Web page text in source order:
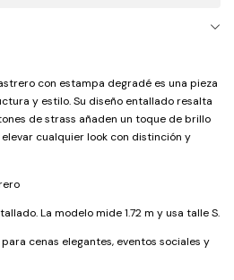
con estampa degradé es una pieza
y estilo. Su diseño entallado resalta
de strass añaden un toque de brillo
cualquier look con distinción y
La modelo mide 1.72 m y usa talle S.
cenas elegantes, eventos sociales y